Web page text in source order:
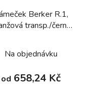
Berker R.1,
transp./černá
Na objednávku
od 658,24 Kč